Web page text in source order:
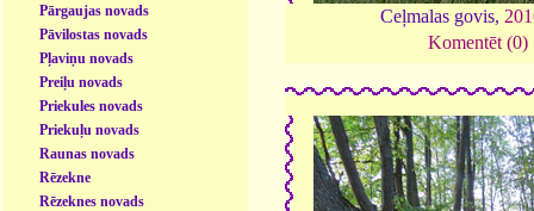
Pārgaujas novads
Pāvilostas novads
Pļaviņu novads
Preiļu novads
Priekules novads
Priekuļu novads
Raunas novads
Rēzekne
Rēzeknes novads
Ceļmalas govis,
Komentēt (0)